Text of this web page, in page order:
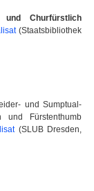
und Churfürstlich
(Staatsbibliothek
und Sumptual-
und Fürstenthumb
(SLUB Dresden,